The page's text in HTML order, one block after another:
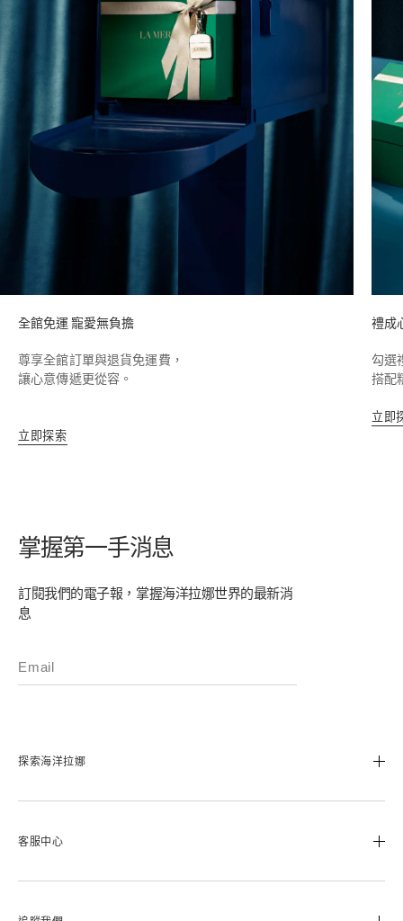
全館免運 寵愛無負擔
尊享全館訂單與退貨免運費，
讓心意傳遞更從容。
立即探索
禮成
勾選
搭配
立
掌握第一手消息
訂閱我們的電子報，掌握海洋拉娜世界的最新消
息
探索海洋拉娜
海洋拉娜極致工藝
美麗加冕會員計畫
客服中心